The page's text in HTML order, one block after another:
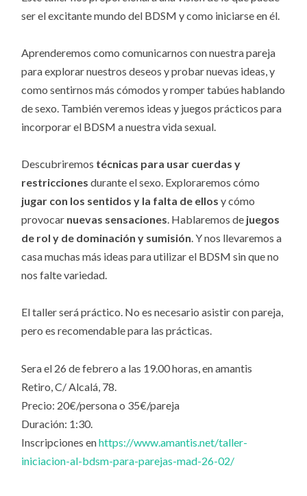
ser el excitante mundo del BDSM y como iniciarse en él.
Aprenderemos como comunicarnos con nuestra pareja
para explorar nuestros deseos y probar nuevas ideas, y
como sentirnos más cómodos y romper tabúes hablando
de sexo. También veremos ideas y juegos prácticos para
incorporar el BDSM a nuestra vida sexual.
Descubriremos técnicas para usar cuerdas y
restricciones durante el sexo. Exploraremos cómo
jugar con los sentidos y la falta de ellos y cómo
provocar nuevas sensaciones. Hablaremos de juegos
de rol y de dominación y sumisión. Y nos llevaremos a
casa muchas más ideas para utilizar el BDSM sin que no
nos falte variedad.
El taller será práctico. No es necesario asistir con pareja,
pero es recomendable para las prácticas.
Sera el 26 de febrero a las 19.00 horas, en amantis
Retiro, C/ Alcalá, 78.
Precio: 20€/persona o 35€/pareja
Duración: 1:30.
Inscripciones enhttps://www.amantis.net/taller-
iniciacion-al-bdsm-para-parejas-mad-26-02/